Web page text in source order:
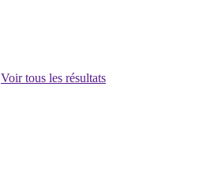
Voir tous les résultats